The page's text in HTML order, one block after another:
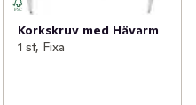
Korkskruv med Hävarm
1 st, Fixa